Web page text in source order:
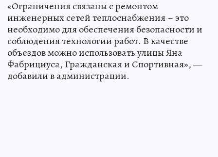
«Ограничения связаны с ремонтом
инженерных сетей теплоснабжения – это
необходимо для обеспечения безопасности и
соблюдения технологии работ. В качестве
объездов можно использовать улицы Яна
Фабрициуса, Гражданская и Спортивная», —
добавили в администрации.